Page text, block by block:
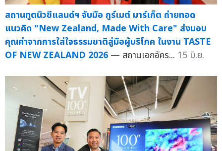
สถานทูตนิวซีแลนด์ฯ จับมือ กูร์เมต์ มาร์เก็ต ถ่ายทอด
แนวคิด "New Zealand, Made With Care" ส่งมอบ
คุณค่าจากการใส่ใจธรรมชาติสู่มือผู้บริโภค ในงาน TASTE
OF NEW ZEALAND 2026 — สถานเอกอัคร... 15 มิ.ย.